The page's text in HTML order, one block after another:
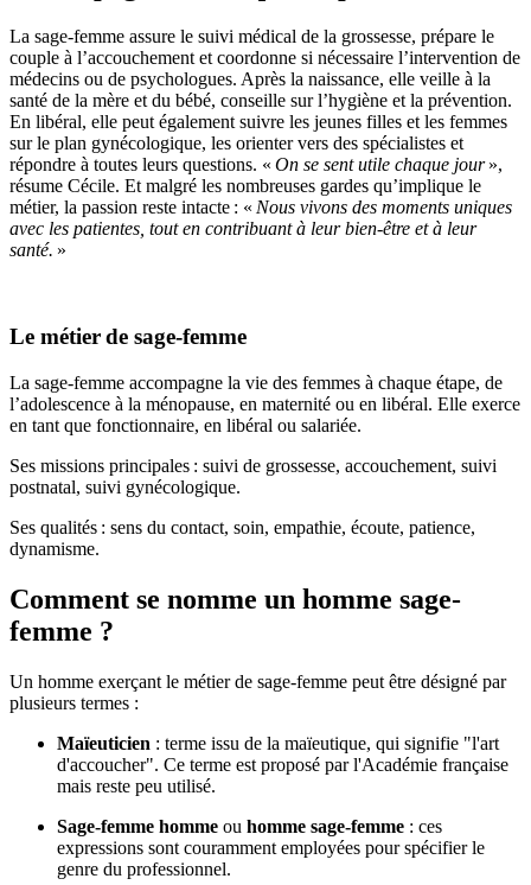
La sage-femme assure le suivi médical de la grossesse, prépare le
couple à l’accouchement et coordonne si nécessaire l’intervention de
médecins ou de psychologues. Après la naissance, elle veille à la
santé de la mère et du bébé, conseille sur l’hygiène et la prévention.
En libéral, elle peut également suivre les jeunes filles et les femmes
sur le plan gynécologique, les orienter vers des spécialistes et
répondre à toutes leurs questions. « On se sent utile chaque jour»,
résume Cécile. Et malgré les nombreuses gardes qu’implique le
métier, la passion reste intacte : « Nous vivons des moments uniques
avec les patientes, tout en contribuant à leur bien-être et à leur
santé. »
Le métier de sage-femme
La sage-femme accompagne la vie des femmes à chaque étape, de
l’adolescence à la ménopause, en maternité ou en libéral. Elle exerce
en tant que fonctionnaire, en libéral ou salariée.
Ses missions principales : suivi de grossesse, accouchement, suivi
postnatal, suivi gynécologique.
Ses qualités : sens du contact, soin, empathie, écoute, patience,
dynamisme.
Comment se nomme un homme sage-
femme ?
Un homme exerçant le métier de sage-femme peut être désigné par
plusieurs termes :
Maïeuticien : terme issu de la maïeutique, qui signifie "l'art
d'accoucher". Ce terme est proposé par l'Académie française
mais reste peu utilisé.
Sage-femme homme ou homme sage-femme : ces
expressions sont couramment employées pour spécifier le
genre du professionnel.